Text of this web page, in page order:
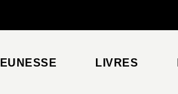
LIVRES